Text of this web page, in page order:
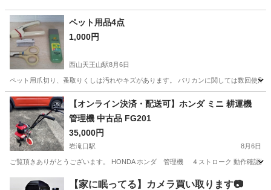
ペット用品4点
1,000円
西山天王山駅8月6日
ペット用爪切り、蚤取りくしは汚れやキズがあります。 バリカンに関しては数回使
京都 長岡京市 西山天王山駅 その他
【オンライン決済・配送可】ホンダ ミニ 耕運機
管理機 中古品 FG201
35,000円
岩滝口駅 8月6日
ご覧頂きありがとうございます。 HONDA ホンダ 管理機 ４ストローク 動作確認済
与謝郡 岩滝口駅 その他
【家に眠ってる】カメラ買い取ります📷